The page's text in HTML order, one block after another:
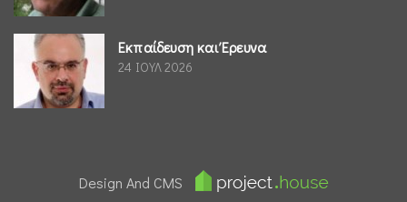
Εκπαίδευση και Έρευνα
24 ΙΟΥΛ 2026
Design And CMS